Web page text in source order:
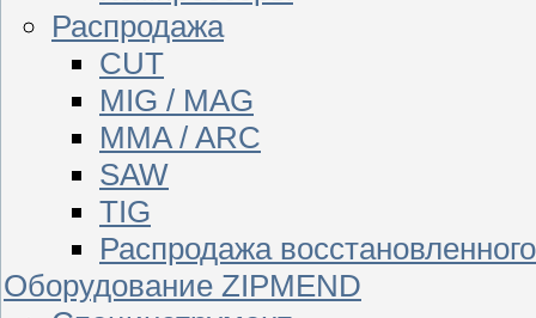
Распродажа
CUT
MIG / MAG
MMA / ARC
SAW
TIG
Распродажа
Оборудование ZIPMEND